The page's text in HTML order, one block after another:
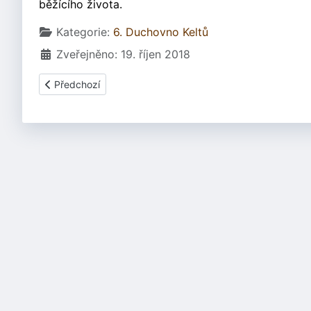
běžícího života.
Základní údaje
Kategorie: 6. Duchovno Keltů
Zveřejněno: 19. říjen 2018
Předchozí článek: 6.7 Znalost písma - nápis ISOM
Předchozí